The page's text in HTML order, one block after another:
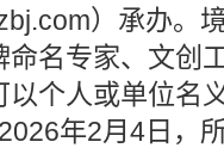
）承办。
名专家、文创
个人或单位名
年2月4日，